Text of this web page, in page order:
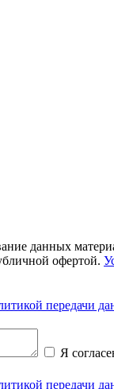
данных
офертой.
передачи
Я
передачи